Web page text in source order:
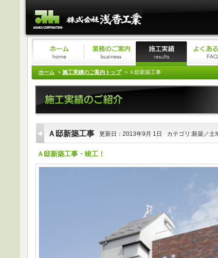
ホーム > 施工実績のご案内トップ > Ａ邸新築工事
Ａ邸新築工事 更新日：2013年9月 1日 カテゴリ:新築／土
Ａ邸新築工事・竣工！